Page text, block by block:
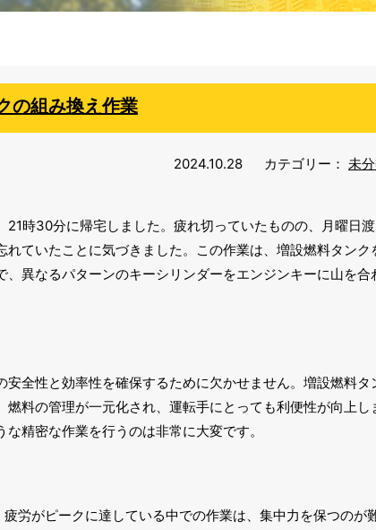
の組み換え作業
2024.10.28 カテゴリー： 未
時30分に帰宅しました。疲れ切っていたものの、月曜日
ていたことに気づきました。この作業は、増設燃料タンク
異なるパターンのキーシリンダーをエンジンキーに山を合
全性と効率性を確保するために欠かせません。増設燃料タ
料の管理が一元化され、運転手にとっても利便性が向上し
精密な作業を行うのは非常に大変です。
労がピークに達している中での作業は、集中力を保つのが